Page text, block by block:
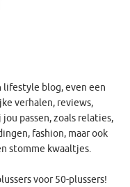
lifestyle blog, even een
verhalen, reviews,
passen, zoals relaties,
fashion, maar ook
stomme kwaaltjes.
voor 50-plussers!